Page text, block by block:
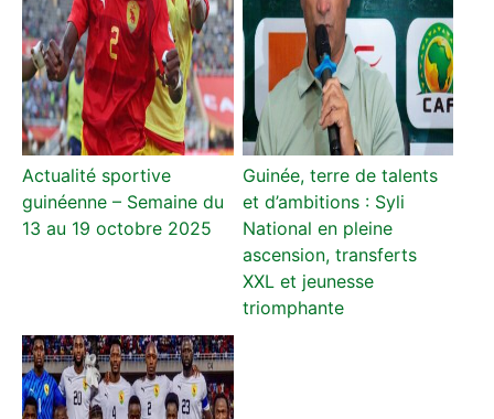
Actualité sportive
guinéenne – Semaine du
13 au 19 octobre 2025
Guinée, terre de talents
et d’ambitions : Syli
National en pleine
ascension, transferts
XXL et jeunesse
triomphante